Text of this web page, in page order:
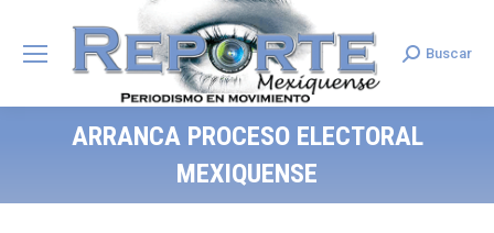
Search:
Buscar
ARRANCA PROCESO ELECTORAL
MEXIQUENSE